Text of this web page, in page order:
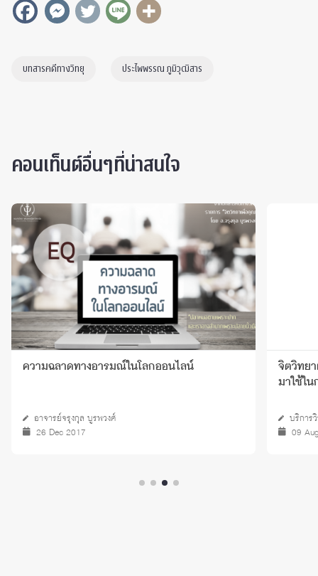
บทสารคดีทางวิทยุ ประไพพรรณ ภูมิวุฒิสาร
คอนเท็นต์อื่นๆที่น่าสนใจ
ความฉลาดทางอารมณ์ในโลกออนไลน์
อาจารย์จรุงกุล บูรพวงศ์
26 Dec 2017
จิตวิทย
มาใช้ใ
บริการ
09